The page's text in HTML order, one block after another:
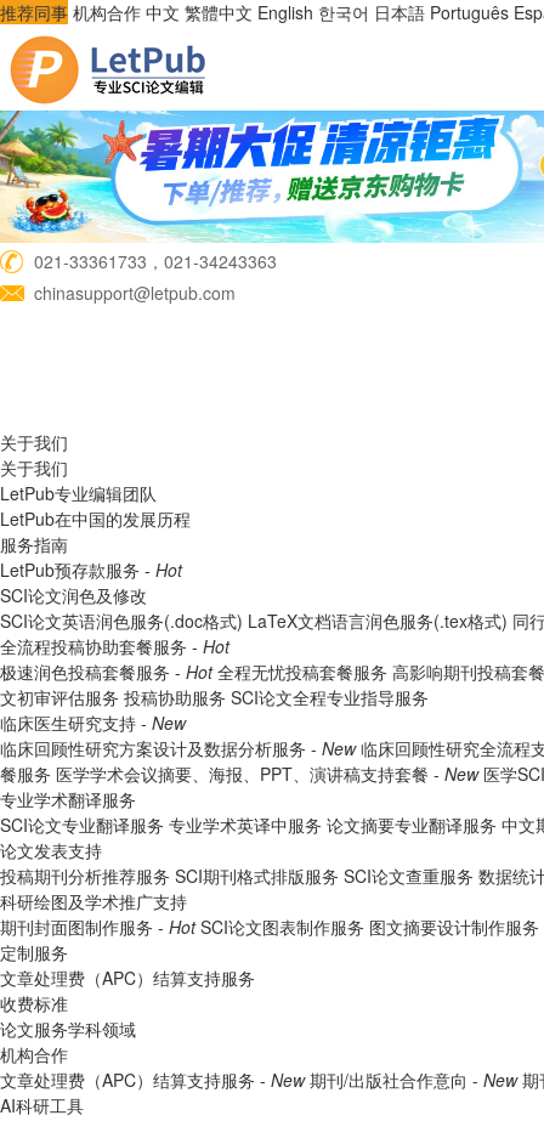
推荐同事 机构合作 中文 繁體中文 English 한국어 日本語 Português
021-33361733，021-34243363
chinasupport@letpub.com
关于我们
关于我们
LetPub专业编辑团队
LetPub在中国的发展历程
服务指南
LetPub预存款服务 - Hot
SCI论文润色及修改
SCI论文英语润色服务(.doc格式) LaTeX文档语言润色服务(.tex格式) 同
全流程投稿协助套餐服务 - Hot
极速润色投稿套餐服务 - Hot 全程无忧投稿套餐服务 高影响期刊投稿套
文初审评估服务 投稿协助服务 SCI论文全程专业指导服务
临床医生研究支持 - New
临床回顾性研究方案设计及数据分析服务 - New 临床回顾性研究全流程
餐服务 医学学术会议摘要、海报、PPT、演讲稿支持套餐 - New 医学
专业学术翻译服务
SCI论文专业翻译服务 专业学术英译中服务 论文摘要专业翻译服务 中文
论文发表支持
投稿期刊分析推荐服务 SCI期刊格式排版服务 SCI论文查重服务 数据统
科研绘图及学术推广支持
期刊封面图制作服务 - Hot SCI论文图表制作服务 图文摘要设计制作服务
定制服务
文章处理费（APC）结算支持服务
收费标准
论文服务学科领域
机构合作
文章处理费（APC）结算支持服务 - New 期刊/出版社合作意向 - New
AI科研工具